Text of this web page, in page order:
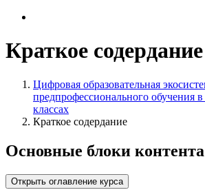
Краткое содердание
Цифровая образовательная
предпрофессионального
классах
Краткое содердание
Основные блоки контента
Открыть оглавление курса